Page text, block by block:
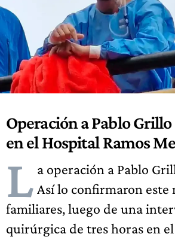
Operación a Pablo
en el Hospital Ramos
L a operación a Pablo
Así lo confirmaron este
familiares, luego de una
quirúrgica de tres horas en